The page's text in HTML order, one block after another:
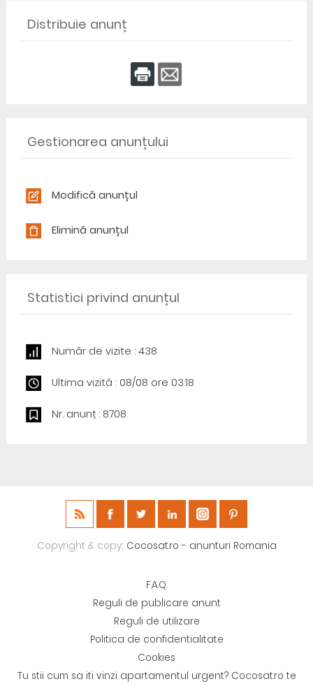
Distribuie anunț
Gestionarea anunțului
Modifică anunțul
Elimină anunțul
Statistici privind anunțul
Număr de vizite : 438
Ultima vizită : 08/08 ore 03:18
Nr. anunț : 8708
Copyright & copy; Cocosat.ro - anunturi Romania
F.A.Q.
Reguli de publicare anunt
Reguli de utilizare
Politica de confidentialitate
Cookies
Tu stii cum sa iti vinzi apartamentul urgent? Cocosat.ro te